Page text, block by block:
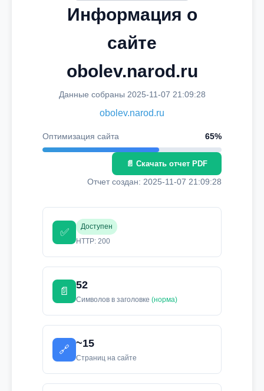
Информация о
сайте
obolev.narod.ru
Данные собраны 2025-11-07 21:09:28
obolev.narod.ru
Оптимизация сайта 65%
📄 Скачать отчет PDF
Отчет создан: 2025-11-07 21:09:28
✅
Доступен
HTTP: 200
📄
52
Символов в заголовке (норма)
🔗
~15
Страниц на сайте